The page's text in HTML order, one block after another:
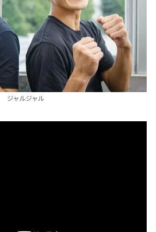
ジャルジャル